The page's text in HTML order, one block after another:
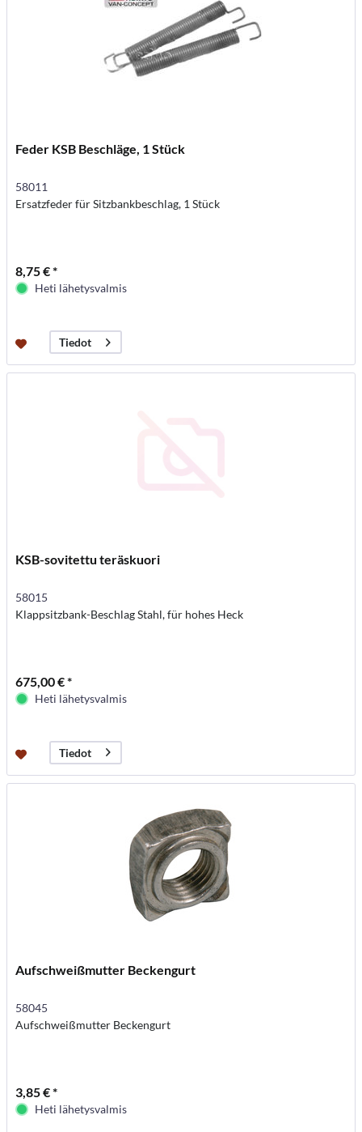
Feder KSB Beschläge, 1 Stück
58011
Ersatzfeder für Sitzbankbeschlag, 1 Stück
8,75 € *
Heti lähetysvalmis
Tiedot
KSB-sovitettu teräskuori
58015
Klappsitzbank-Beschlag Stahl, für hohes Heck
675,00 € *
Heti lähetysvalmis
Tiedot
Aufschweißmutter Beckengurt
58045
Aufschweißmutter Beckengurt
3,85 € *
Heti lähetysvalmis